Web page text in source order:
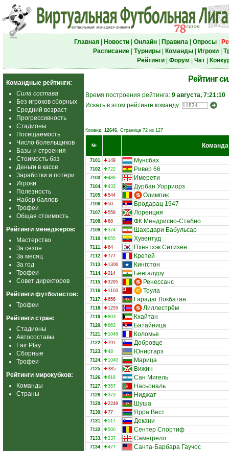
Главная| Новости| Онлайн| Правила| Опросы|
Расписание| Турниры| Команды| Игроки|
Рейтинги| Форум Чат|
Командные рейтинги:
Сила состава
Без игроков сборных
Средний возраст
Прогрессивность
Стадионы
Посещаемость
Число болельщиков
Базы и строения
Стоимость баз
Деньги в кассе
Заработки и потери
Игроки
Полезность
Набор баллов
Трофеи
Общая стоимость
Рейтинги менеджеров:
Мастерство
За сезон
За месяц
За год
Трофеи
Совет директоров
Рейтинги футболистов:
Трофеи
Рейтинги стран:
Стадионы
Автосоставы
Fair Play
Сборные
Трофеи
Рейтинги мирокубков:
Команды
Страны
Рейтинг
Время построения рейтинга: 9 августа, 7:21:10
Искать в этом рейтинге команду:
Команд: 12646. Страница 72 из 127
№ Команда
7101. 149 Мунсбах
7102. 722 Ривер 66
7103. 488 Имерети
7104. 433 Дурбан Уорриорз
7105. 544 Олимпик
7106. 50 Бродарац 1947
7107. 558 Лоренция
7108. 68 ФК Мендрисио-Стабио
7109. 374 Шахрдари Бабульсар
7110. 655 Хувентуд
7111. 64 Пхёнтхэк Ситизен
7112. 777 Кретей
7113. 1306 Кингстон
7114. 214 Бенгалуру
7115. 3295 Ренессанс
7116. 1103 Тоула
7117. 656 Гарадаг Локбатан
7118. 1255 Лиллестрём
7119. 803 Кхайтан
7120. 863 Батайница
7121. 1048 Коломье
7122. 791 Добровце
7123. 48 Юнистарз
7124. 1040 Марица
7125. 385 Вижин
7126. 618 Сан Мигель
7127. 357 Насьональ
7128. 373 Ниджат
7129. 2249 Шуша
7130. 77 Ярра Вест
7131. 517 Декани
7132. 500 Сентер Спортиф
7133. 237 Самегрело
7134. 477 Санта-Барбара Гаучос